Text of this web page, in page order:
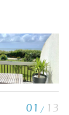
01 / 13